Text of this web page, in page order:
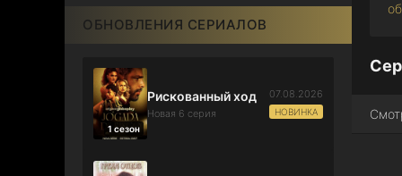
ОБНОВЛЕНИЯ СЕРИАЛОВ
1 сезон
Рискованный ход
Новая 6 серия
07.08.2026
НОВИНКА